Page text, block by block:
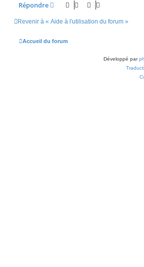
Répondre
Revenir à « Aide à l'utilisation du forum »
Accueil du forum
Développé par